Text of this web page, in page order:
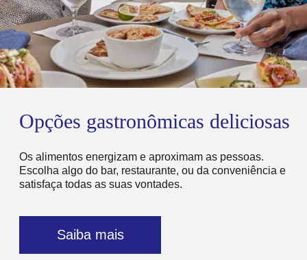
Opções gastronômicas deliciosas
Os alimentos energizam e aproximam as pessoas.
Escolha algo do bar, restaurante, ou da conveniência e
satisfaça todas as suas vontades.
Saiba mais